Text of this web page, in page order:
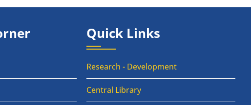
Quick Links
Research - Development
Central Library